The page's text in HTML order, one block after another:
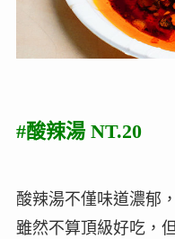
#酸辣湯 NT.20
酸辣湯不僅味道濃郁
雖然不算頂級好吃，